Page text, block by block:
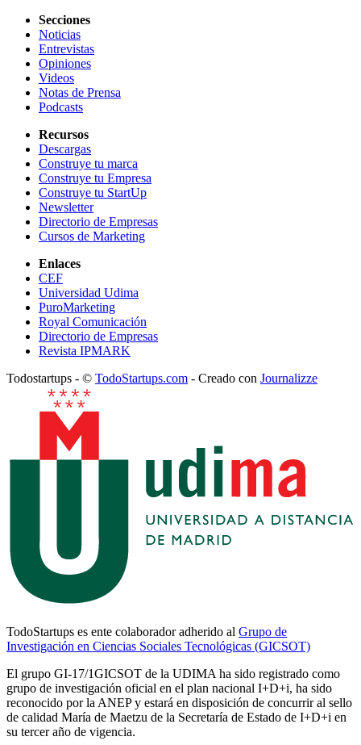
Secciones
Noticias
Entrevistas
Opiniones
Videos
Notas de Prensa
Podcasts
Recursos
Descargas
Construye tu marca
Construye tu Empresa
Construye tu StartUp
Newsletter
Directorio de Empresas
Cursos de Marketing
Enlaces
CEF
Universidad Udima
PuroMarketing
Royal Comunicación
Directorio de Empresas
Revista IPMARK
Todostartups - © TodoStartups.com - Creado con Journalizze
TodoStartups es ente colaborador adherido al Grupo de
Investigación en Ciencias Sociales Tecnológicas (GICSOT)
El grupo GI-17/1GICSOT de la UDIMA ha sido registrado como
grupo de investigación oficial en el plan nacional I+D+i, ha sido
reconocido por la ANEP y estará en disposición de concurrir al sello
de calidad María de Maetzu de la Secretaría de Estado de I+D+i en
su tercer año de vigencia.